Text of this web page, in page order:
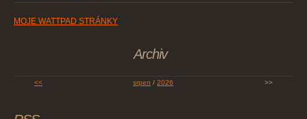
MOJE WATTPAD STRÁNKY
Archiv
<< srpen / 2026 >>